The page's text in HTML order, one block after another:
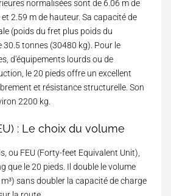
normalisées sont de 6.06 m de
et 2.59 m de hauteur. Sa capacité de
(poids du fret plus poids du
tonnes (30480 kg). Pour le
d'équipements lourds ou de
le 20 pieds offre un excellent
et résistance structurelle. Son
2200 kg.
: Le choix du volume
ou FEU (Forty-feet Equivalent Unit),
que le 20 pieds. Il double le volume
sans doubler la capacité de charge